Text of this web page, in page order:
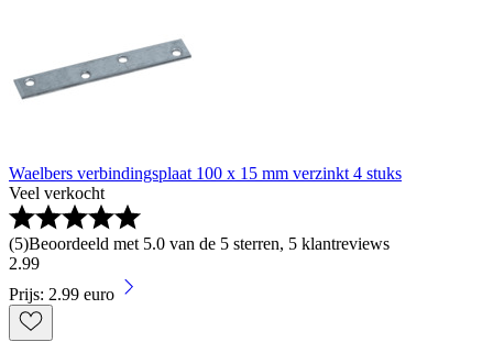
Waelbers verbindingsplaat 100 x 15 mm verzinkt 4 stuks
Veel verkocht
(5)Beoordeeld met 5.0 van de 5 sterren, 5 klantreviews
2.99
Prijs: 2.99 euro